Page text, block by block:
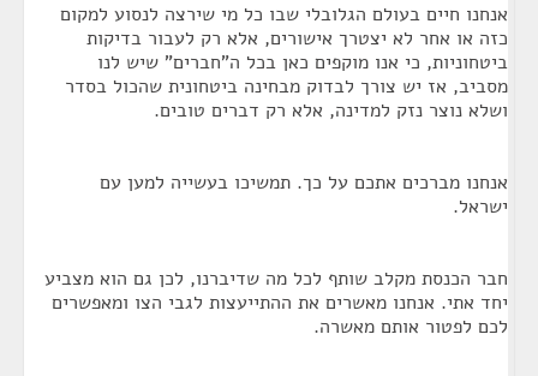
אנחנו חיים בעולם הגלובלי שבו כל מי שירצה לנסוע למקום
כזה או אחר לא יצטרך אישורים, אלא רק לעבור בדיקות
ביטחוניות, כי אנו מוקפים כאן בכל ה"חברים" שיש לנו
מסביב, אז יש צורך לבדוק מבחינה ביטחונית שהכול בסדר
ושלא נוצר נזק למדינה, אלא רק דברים טובים.
אנחנו מברכים אתכם על כך. תמשיכו בעשייה למען עם
ישראל.
חבר הכנסת מקלב שותף לכל מה שדיברנו, לכן גם הוא מצביע
יחד אתי. אנחנו מאשרים את ההתייעצות לגבי הצו ומאפשרים
לכם לפטור אותם מאשרה.